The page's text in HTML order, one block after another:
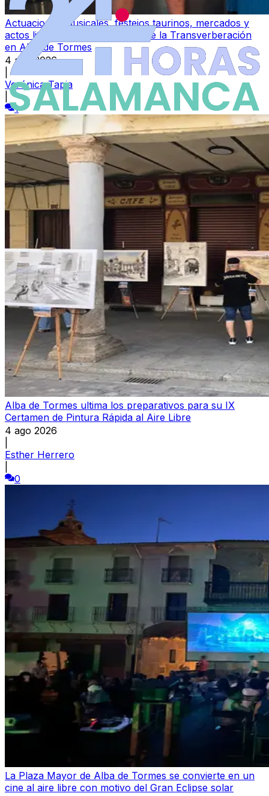
Actuaciones musicales, festejos taurinos, mercados y
actos litúrgicos por las Fiestas de la Transverberación
en Alba de Tormes
4 ago 2026
Verónica Tapia
1
Alba de Tormes ultima los preparativos para su IX
Certamen de Pintura Rápida al Aire Libre
4 ago 2026
Esther Herrero
0
La Plaza Mayor de Alba de Tormes se convierte en un
cine al aire libre con motivo del Gran Eclipse solar